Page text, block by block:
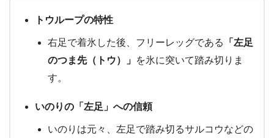
トウループの特性
右足で着氷した後、フリーレッグである
「左足
のつま先（トウ）」 を氷に突いて踏み切りま
す。
いのりの「左足」への信頼
いのりは元々、左足で踏み切るサルコウなどの